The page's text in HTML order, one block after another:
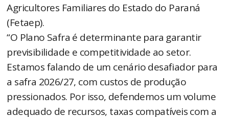
Agricultores Familiares do Estado do Paraná
(Fetaep).
“O Plano Safra é determinante para garantir
previsibilidade e competitividade ao setor.
Estamos falando de um cenário desafiador para
a safra 2026/27, com custos de produção
pressionados. Por isso, defendemos um volume
adequado de recursos, taxas compatíveis com a